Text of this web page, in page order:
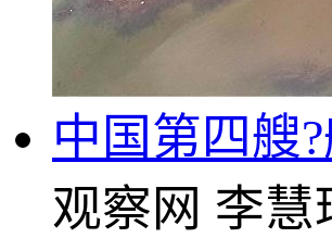
中国第四艘
观察网 李慧